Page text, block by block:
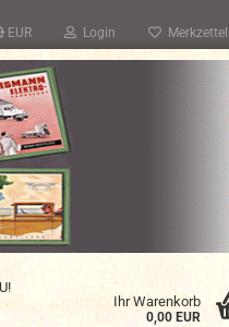
EUR Login Merkzettel
Ihr Warenkorb
0,00 EUR